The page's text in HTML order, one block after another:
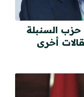
حزب السنبلة
أخرى